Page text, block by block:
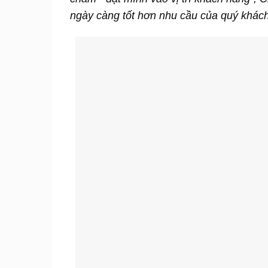
ngày càng tốt hơn nhu cầu của quý